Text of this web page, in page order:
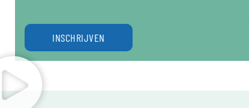
INSCHRIJVEN